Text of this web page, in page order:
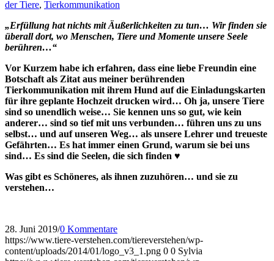
der Tiere, Tierkommunikation
„Erfüllung hat nichts mit Äußerlichkeiten zu tun… Wir finden sie
überall dort, wo Menschen, Tiere und Momente unsere Seele
berühren…“
Vor Kurzem habe ich erfahren, dass eine liebe Freundin eine
Botschaft als Zitat aus meiner berührenden
Tierkommunikation mit ihrem Hund auf die Einladungskarten
für ihre geplante Hochzeit drucken wird… Oh ja, unsere Tiere
sind so unendlich weise… Sie kennen uns so gut, wie kein
anderer… sind so tief mit uns verbunden… führen uns zu uns
selbst… und auf unseren Weg… als unsere Lehrer und treueste
Gefährten… Es hat immer einen Grund, warum sie bei uns
sind… Es sind die Seelen, die sich finden ♥
Was gibt es Schöneres, als ihnen zuzuhören… und sie zu
verstehen…
28. Juni 2019/0 Kommentare
https://www.tiere-verstehen.com/tiereverstehen/wp-
content/uploads/2014/01/logo_v3_1.png 0 0 Sylvia